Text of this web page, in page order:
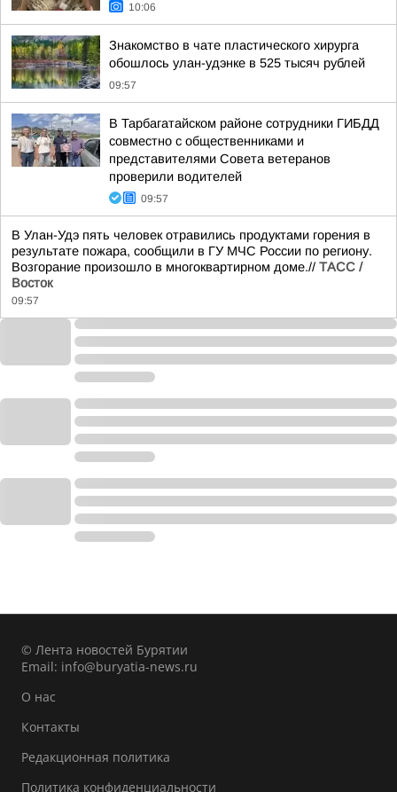
10:06
Знакомство в чате пластического хирурга
обошлось улан-удэнке в 525 тысяч рублей
09:57
В Тарбагатайском районе сотрудники ГИБДД
совместно с общественниками и
представителями Совета ветеранов
проверили водителей
09:57
В Улан-Удэ пять человек отравились продуктами горения в
результате пожара, сообщили в ГУ МЧС России по региону.
Возгорание произошло в многоквартирном доме.// ТАСС /
Восток
09:57
© Лента новостей Бурятии
Email: info@buryatia-news.ru
О нас
Контакты
Редакционная политика
Политика конфиденциальности